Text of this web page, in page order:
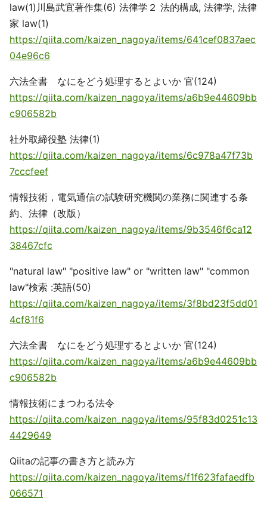
law(1)川島武宜著作集(6) 法律学２ 法的構成, 法律学, 法律
家 law(1)
https://qiita.com/kaizen_nagoya/items/641cef0837aec
04e96c6
六法全書 なにをどう処理するとよいか 官(124)
https://qiita.com/kaizen_nagoya/items/a6b9e44609bb
c906582b
社外取締役塾 法律(1)
https://qiita.com/kaizen_nagoya/items/6c978a47f73b
7cccfeef
情報技術，電気通信の試験研究機関の業務に関連する条
約、法律（改版）
https://qiita.com/kaizen_nagoya/items/9b3546f6ca12
38467cfc
"natural law" "positive law" or "written law" "common
law"検索 :英語(50)
https://qiita.com/kaizen_nagoya/items/3f8bd23f5dd01
4cf81f6
六法全書 なにをどう処理するとよいか 官(124)
https://qiita.com/kaizen_nagoya/items/a6b9e44609bb
c906582b
情報技術にまつわる法令
https://qiita.com/kaizen_nagoya/items/95f83d0251c13
4429649
Qiitaの記事の書き方と読み方
https://qiita.com/kaizen_nagoya/items/f1f623fafaedfb
066571